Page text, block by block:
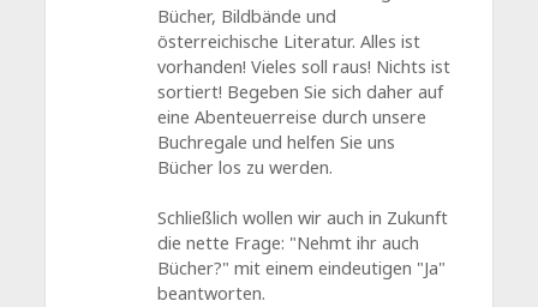
Bücher, Bildbände und
österreichische Literatur. Alles ist
vorhanden! Vieles soll raus! Nichts ist
sortiert! Begeben Sie sich daher auf
eine Abenteuerreise durch unsere
Buchregale und helfen Sie uns
Bücher los zu werden.
Schließlich wollen wir auch in Zukunft
die nette Frage: "Nehmt ihr auch
Bücher?" mit einem eindeutigen "Ja"
beantworten.